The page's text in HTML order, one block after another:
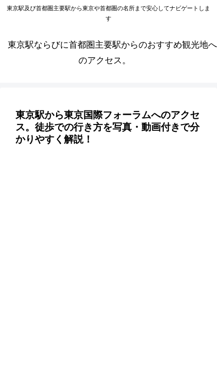
東京駅及び首都圏主要駅から東京や首都圏の名所まで安心してナビゲートしま
す
東京駅ならびに首都圏主要駅からのおすすめ観光地へ
のアクセス。
東京駅から東京国際フォーラムへのアクセ
ス。徒歩での行き方を写真・動画付きで分
かりやすく解説！